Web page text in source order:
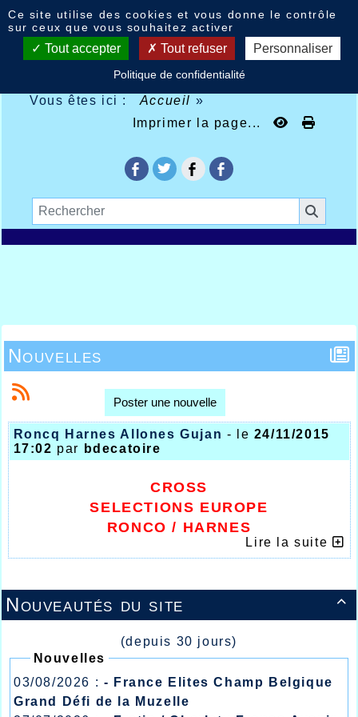
Vous êtes ici : Accueil »
Imprimer la page...

Nouveautés du site
(depuis 30 jours)
Nouvelles
03/08/2026 : - France Elites Champ Belgique
Grand Défi de la Muzelle
Nouvelles
Poster une nouvelle
Roncq Harnes Allones Gujan - le 24/11/2015
17:02 par bdecatoire
CROSS
SELECTIONS EUROPE
RONCQ / HARNES
LES JAUNES ET BLEUS SUR TOUS LES
FRONTS
Lire la suite
Ce site utilise des cookies et vous donne le contrôle
sur ceux que vous souhaitez activer
Tout accepter Tout refuser Personnaliser
Politique de confidentialité